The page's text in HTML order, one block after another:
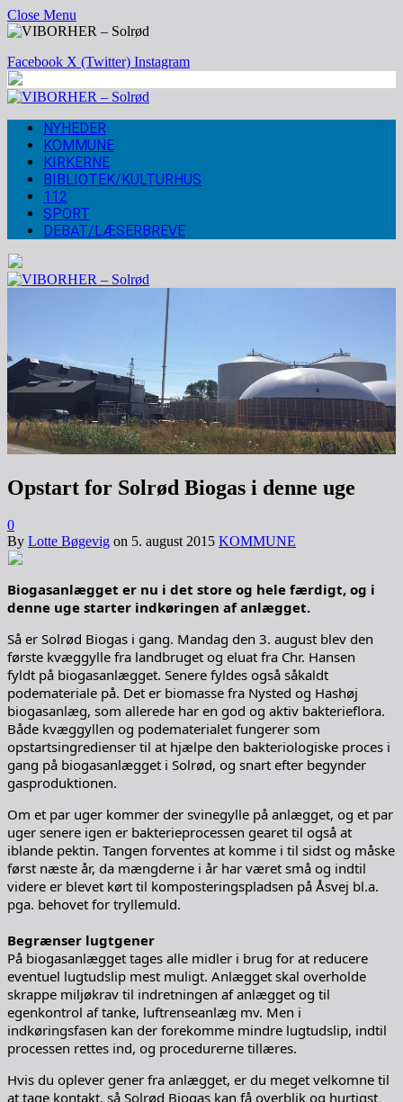
Close Menu
Facebook X (Twitter) Instagram
NYHEDER
KOMMUNE
KIRKERNE
BIBLIOTEK/KULTURHUS
112
SPORT
DEBAT/LÆSERBREVE
Opstart for Solrød Biogas i denne uge
0
By Lotte Bøgevig on 5. august 2015 KOMMUNE
Biogasanlægget er nu i det store og hele færdigt, og i
denne uge starter indkøringen af anlægget.
Så er Solrød Biogas i gang. Mandag den 3. august blev den
første kvæggylle fra landbruget og eluat fra Chr. Hansen
fyldt på biogasanlægget. Senere fyldes også såkaldt
podemateriale på. Det er biomasse fra Nysted og Hashøj
biogasanlæg, som allerede har en god og aktiv bakterieflora.
Både kvæggyllen og podematerialet fungerer som
opstartsingredienser til at hjælpe den bakteriologiske proces i
gang på biogasanlægget i Solrød, og snart efter begynder
gasproduktionen.
Om et par uger kommer der svinegylle på anlægget, og et par
uger senere igen er bakterieprocessen gearet til også at
iblande pektin. Tangen forventes at komme i til sidst og måske
først næste år, da mængderne i år har været små og indtil
videre er blevet kørt til komposteringspladsen på Åsvej bl.a.
pga. behovet for tryllemuld.
Begrænser lugtgener
På biogasanlægget tages alle midler i brug for at reducere
eventuel lugtudslip mest muligt. Anlægget skal overholde
skrappe miljøkrav til indretningen af anlægget og til
egenkontrol af tanke, luftrenseanlæg mv. Men i
indkøringsfasen kan der forekomme mindre lugtudslip, indtil
processen rettes ind, og procedurerne tillæres.
Hvis du oplever gener fra anlægget, er du meget velkomne til
at tage kontakt, så Solrød Biogas kan få overblik og hurtigst